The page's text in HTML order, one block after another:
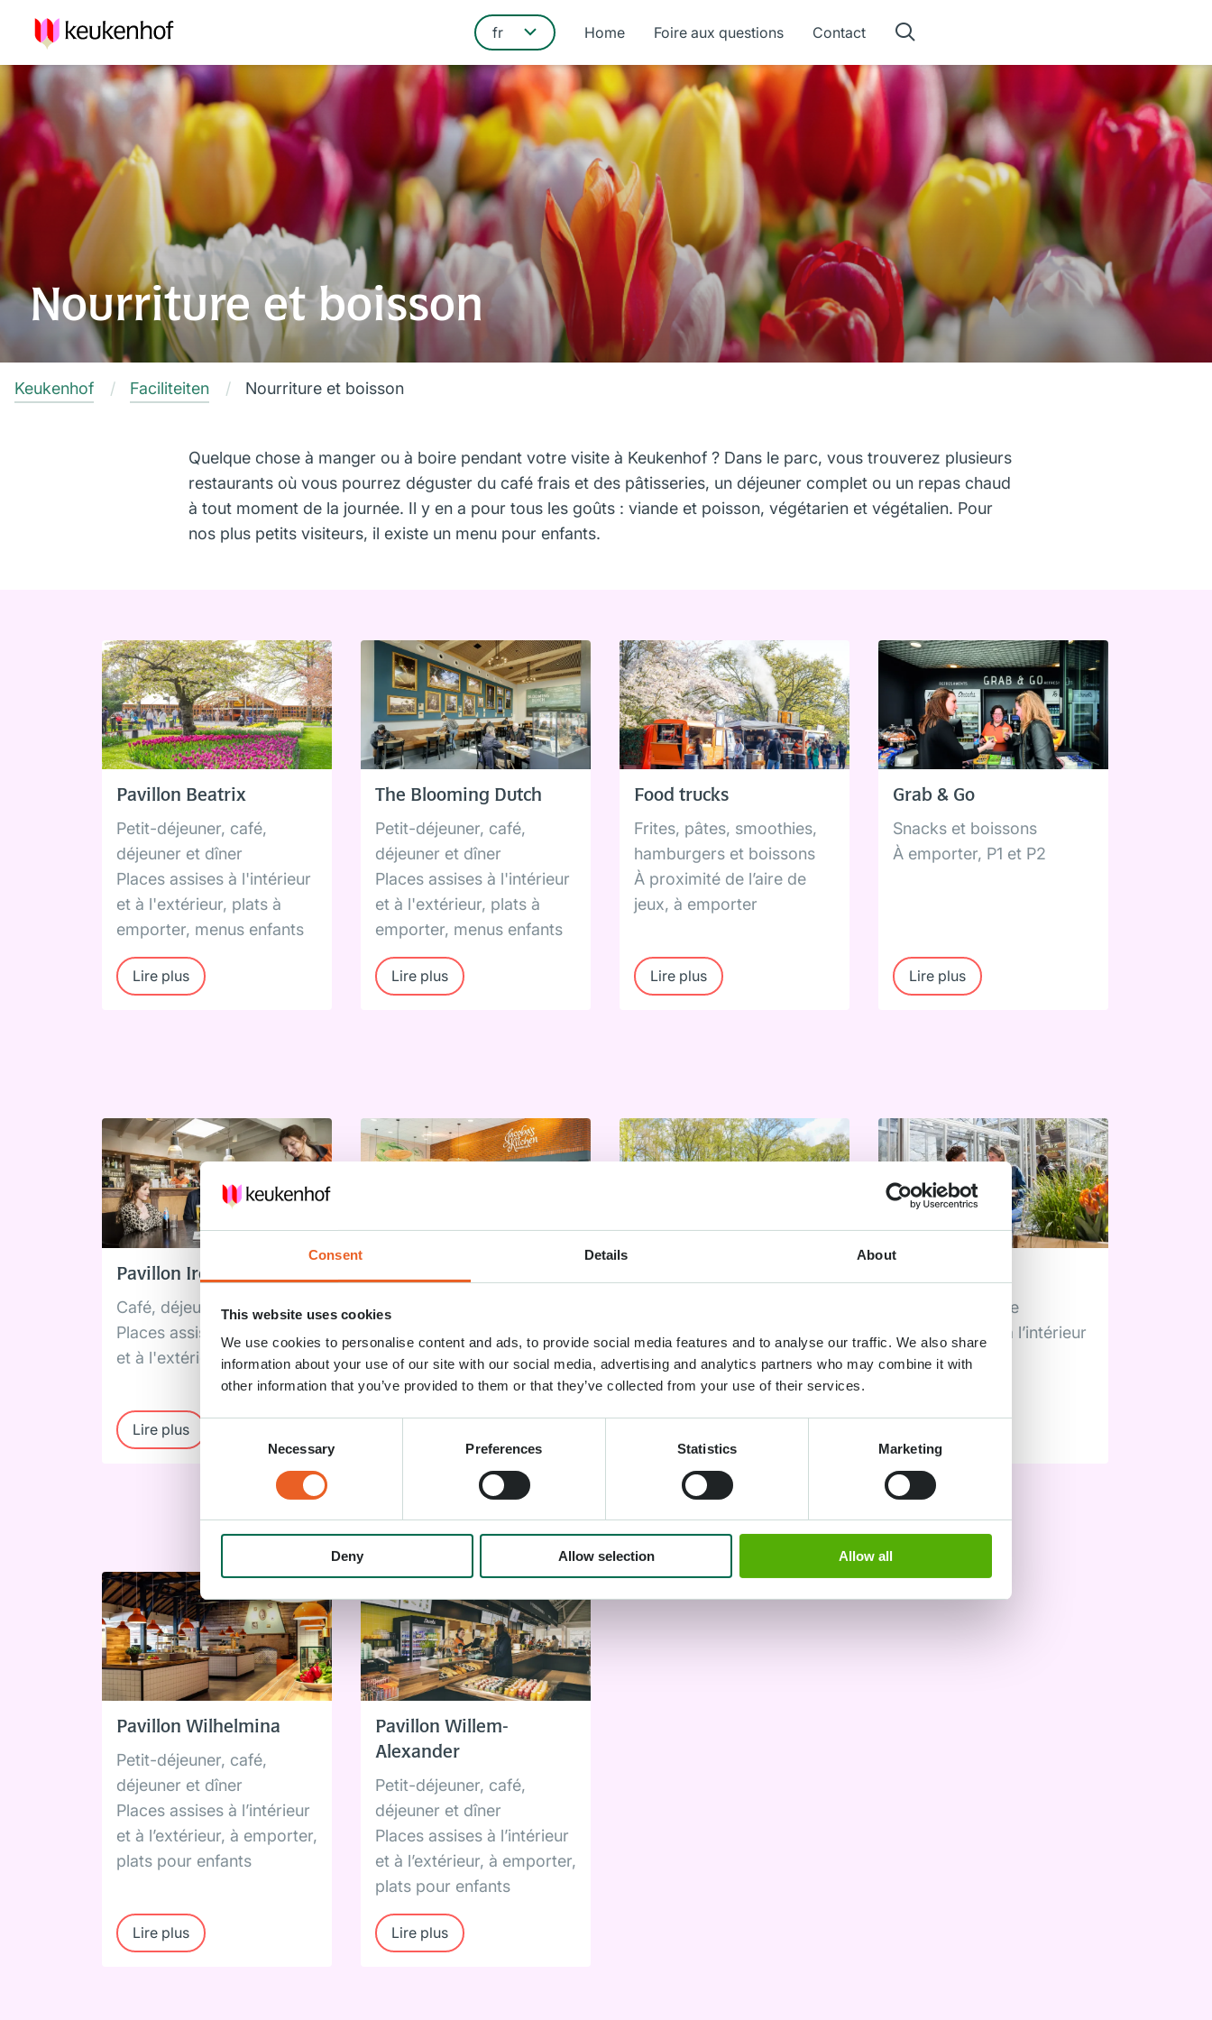
Consent Details About
This website uses cookies
We use cookies to personalise content and ads, to provide social media features and to analyse our traffic. We also share
information about your use of our site with our social media, advertising and analytics partners who may combine it with
other information that you’ve provided to them or that they’ve collected from your use of their services.
Selection
Necessary Preferences Statistics Marketing
Deny Allow selection Allow all
Home Foire aux questions Contact
Nourriture et boisson
Keukenhof Faciliteiten Nourriture et boisson
Quelque chose à manger ou à boire pendant votre visite à Keukenhof ? Dans le parc, vous trouverez plusieurs
restaurants où vous pourrez déguster du café frais et des pâtisseries, un déjeuner complet ou un repas chaud
à tout moment de la journée. Il y en a pour tous les goûts : viande et poisson, végétarien et végétalien. Pour
nos plus petits visiteurs, il existe un menu pour enfants.
Pavillon Beatrix
Petit-déjeuner, café,
déjeuner et dîner
Places assises à l'intérieur
et à l'extérieur, plats à
emporter, menus enfants
Lire plus
The Blooming Dutch
Petit-déjeuner, café,
déjeuner et dîner
Places assises à l'intérieur
et à l'extérieur, plats à
emporter, menus enfants
Lire plus
Food trucks
Frites, pâtes, smoothies,
hamburgers et boissons
À proximité de l’aire de
jeux, à emporter
Lire plus
Grab & Go
Snacks et boissons
À emporter, P1 et P2
Lire plus
Pavillon Irene
Café, déjeuner et dîner
Places assises à l'intérieur
et à l'extérieur
Lire plus
Petit-déjeuner, café,
entièrement végétariens et
de saison
et à l’extérieur, à emporter
Café & pâtisserie
Places assises à l’intérieur
et à l’extérieur
Pavillon Wilhelmina
Petit-déjeuner, café,
déjeuner et dîner
Places assises à l’intérieur
et à l’extérieur, à emporter,
plats pour enfants
Lire plus
Pavillon Willem-
Alexander
Petit-déjeuner, café,
déjeuner et dîner
Places assises à l’intérieur
et à l’extérieur, à emporter,
plats pour enfants
Lire plus